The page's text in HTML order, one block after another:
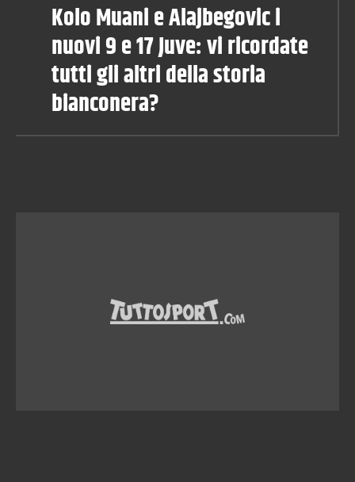
Kolo Muani e Alajbegovic i
nuovi 9 e 17 Juve: vi ricordate
tutti gli altri della storia
bianconera?